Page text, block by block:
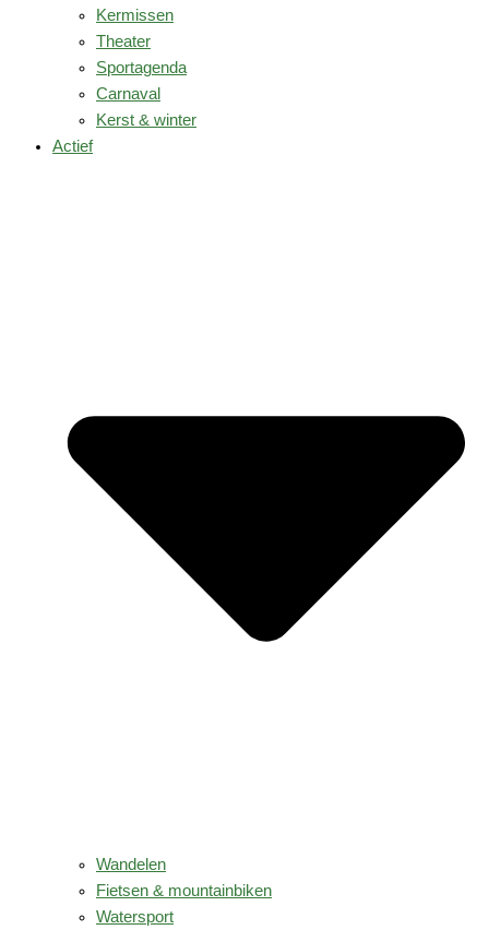
Kermissen
Theater
Sportagenda
Carnaval
Kerst & winter
Actief
Wandelen
Fietsen & mountainbiken
Watersport